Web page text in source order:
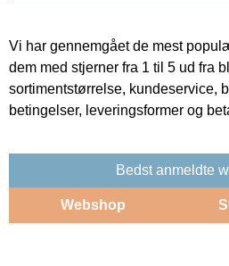
Vi har gennemgået de mest
dem med stjerner fra 1 til 5 ud fra
sortimentstørrelse, kundeservice,
betingelser, leveringsformer og
Bedst anmeldte
Webshop